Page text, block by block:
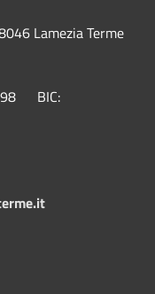
Lamezia Terme
BIC: